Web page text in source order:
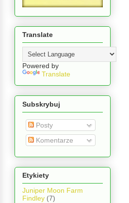
Translate
Powered by
Translate
Subskrybuj
Posty
Komentarze
Etykiety
Juniper Moon Farm
Findley (7)